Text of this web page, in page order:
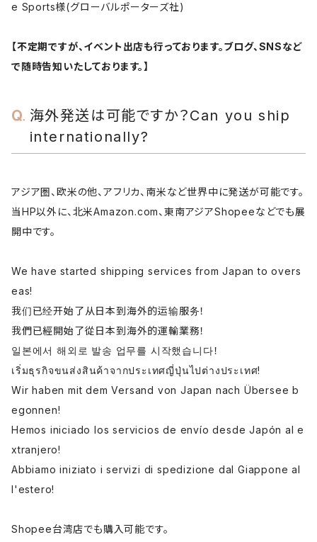
e Sports様(グローバルポーターズ社)
【不定期ですが、イベント出店も行っております。ブログ、SNSなど
で随時告知いたしております。】
海外発送は可能ですか？Can you ship
internationally?
アジア圏、欧米の他、アフリカ、南米など世界中に発送が可能です。
当HP以外に、北米Amazon.com、東南アジアShopeeなどでも展
開中です。
We have started shipping services from Japan to overs
eas!
我们已经开始了从日本到海外的运输服务！
我們已經開始了從日本到海外的運輸業務！
일본에서 해외로 발송 업무를 시작했습니다！
เริ่มธุรกิจขนส่งสินค้าจากประเทศญี่ปุ่นไปต่างประเทศ!
Wir haben mit dem Versand von Japan nach Übersee b
egonnen!
Hemos iniciado los servicios de envío desde Japón al e
xtranjero!
Abbiamo iniziato i servizi di spedizione dal Giappone al
l'estero!
Shopee台湾店でも購入可能です。